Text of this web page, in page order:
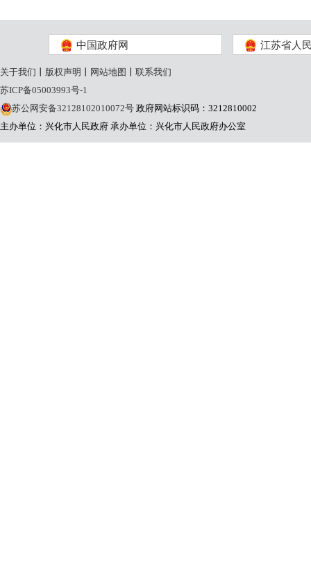
中国政府网 江苏省人
关于我们 版权声明 网站地图
联系我们
苏ICP备05003993号-1
苏公网安备32128102010072号 政府网站标识码：3212810002
主办单位：兴化市人民政府 承办单位：兴化市人民政府办公室